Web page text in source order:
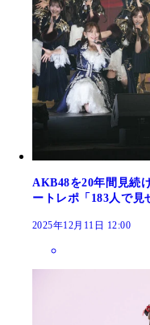
AKB48を20年間見続
ートレポ「183人で見
2025年12月11日 12:00